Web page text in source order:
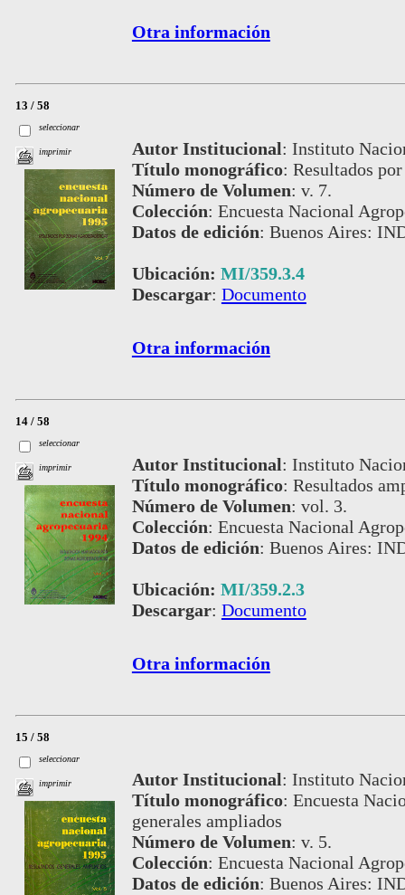
Otra información
13 / 58
seleccionar
imprimir Autor Institucional: Instituto
Título monográfico: Resultados
Número de Volumen: v. 7.
Colección: Encuesta Nacional
Datos de edición: Buenos Aires:
Ubicación: MI/359.3.4
Descargar: Documento
Otra información
14 / 58
seleccionar
imprimir Autor Institucional: Instituto
Título monográfico: Resultados
Número de Volumen: vol. 3.
Colección: Encuesta Nacional
Datos de edición: Buenos Aires:
Ubicación: MI/359.2.3
Descargar: Documento
Otra información
15 / 58
seleccionar
imprimir Autor Institucional: Instituto
Título monográfico: Encuesta
generales ampliados
Número de Volumen: v. 5.
Colección: Encuesta Nacional
Datos de edición: Buenos Aires: